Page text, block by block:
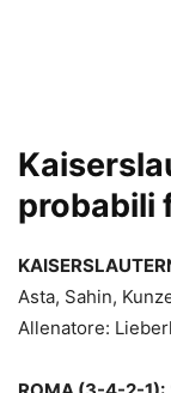
probabili
Asta, Sahin,
Allenatore: